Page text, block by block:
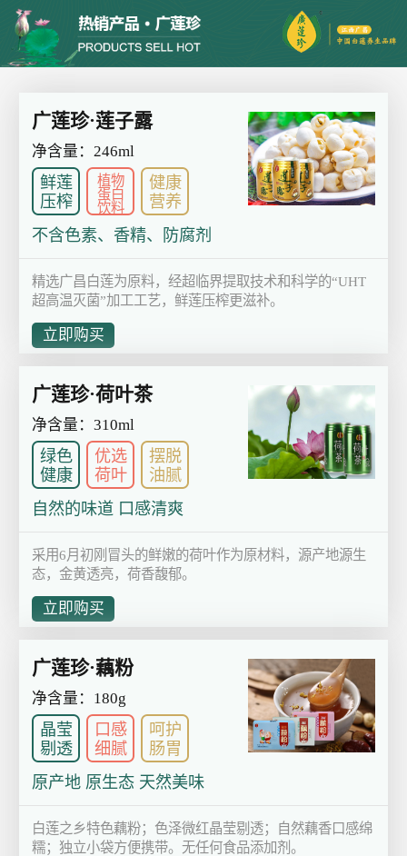
广莲珍·莲子露
净含量：246ml
鲜莲
压榨
植物
蛋白
饮料
健康
营养
不含色素、香精、防腐剂
精选广昌白莲为原料，经超临界提取技术和科学的“UHT
超高温灭菌”加工工艺，鲜莲压榨更滋补。
立即购买
广莲珍·荷叶茶
净含量：310ml
绿色
健康
优选
荷叶
摆脱
油腻
自然的味道 口感清爽
采用6月初刚冒头的鲜嫩的荷叶作为原材料，源产地源生
态，金黄透亮，荷香馥郁。
立即购买
广莲珍·藕粉
净含量：180g
晶莹
剔透
口感
细腻
呵护
肠胃
原产地 原生态 天然美味
白莲之乡特色藕粉；色泽微红晶莹剔透；自然藕香口感绵
糯；独立小袋方便携带。无任何食品添加剂。